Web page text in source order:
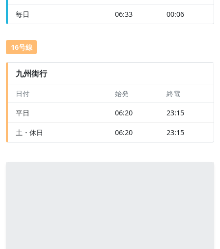
毎日 06:33 00:06
16号線
九州街行
日付 始発 終電
平日 06:20 23:15
土・休日 06:20 23:15